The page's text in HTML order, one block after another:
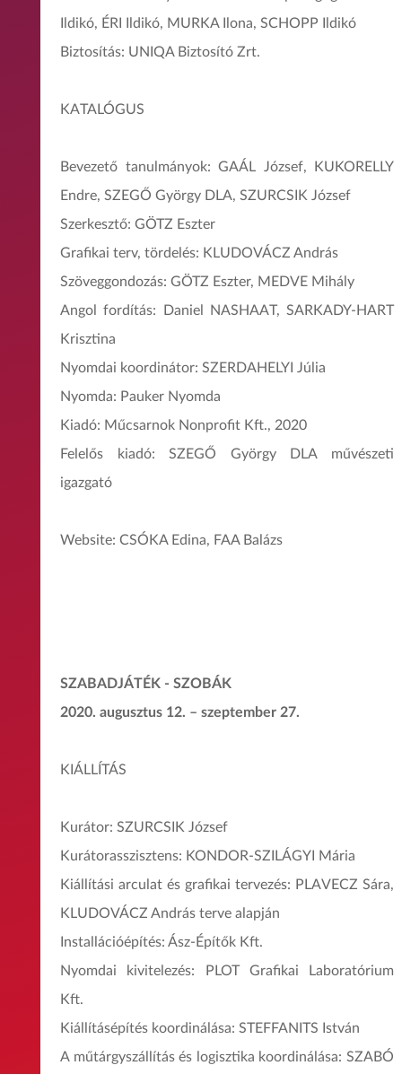
Ildikó, ÉRI Ildikó, MURKA Ilona, SCHOPP Ildikó
Biztosítás: UNIQA Biztosító Zrt.
KATALÓGUS
Bevezető tanulmányok: GAÁL József, KUKORELLY
Endre, SZEGŐ György DLA, SZURCSIK József
Szerkesztő: GÖTZ Eszter
Grafikai terv, tördelés: KLUDOVÁCZ András
Szöveggondozás: GÖTZ Eszter, MEDVE Mihály
Angol fordítás: Daniel NASHAAT, SARKADY-HART
Krisztina
Nyomdai koordinátor: SZERDAHELYI Júlia
Nyomda: Pauker Nyomda
Kiadó: Műcsarnok Nonprofit Kft., 2020
Felelős kiadó: SZEGŐ György DLA művészeti
igazgató
Website: CSÓKA Edina, FAA Balázs
SZABADJÁTÉK - SZOBÁK
2020. augusztus 12. – szeptember 27.
KIÁLLÍTÁS
Kurátor: SZURCSIK József
Kurátorasszisztens: KONDOR-SZILÁGYI Mária
Kiállítási arculat és grafikai tervezés: PLAVECZ Sára,
KLUDOVÁCZ András terve alapján
Installációépítés: Ász-Építők Kft.
Nyomdai kivitelezés: PLOT Grafikai Laboratórium
Kft.
Kiállításépítés koordinálása: STEFFANITS István
A műtárgyszállítás és logisztika koordinálása: SZABÓ